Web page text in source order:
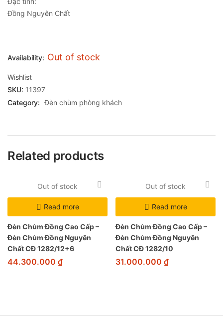
Đồng Nguyên Chất
Availability: Out of stock
Wishlist
SKU: 11397
Category: Đèn chùm phòng khách
Related products
Out of stock
Read more
Đèn Chùm Đồng Cao Cấp –
Đèn Chùm Đồng Nguyên
Chất CĐ 1282/12+6
44.300.000 ₫
Out of stock
Read more
Đèn Chùm Đồng Cao Cấp –
Đèn Chùm Đồng Nguyên
Chất CĐ 1282/10
31.000.000 ₫